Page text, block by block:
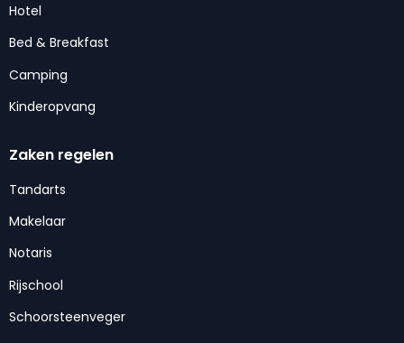
Hotel
Bed & Breakfast
Camping
Kinderopvang
Zaken regelen
Tandarts
Makelaar
Notaris
Rijschool
Schoorsteenveger